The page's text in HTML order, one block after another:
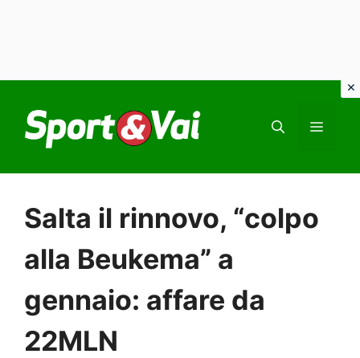
contenuto
Salta il rinnovo, “colpo
alla Beukema” a
gennaio: affare da
22MLN